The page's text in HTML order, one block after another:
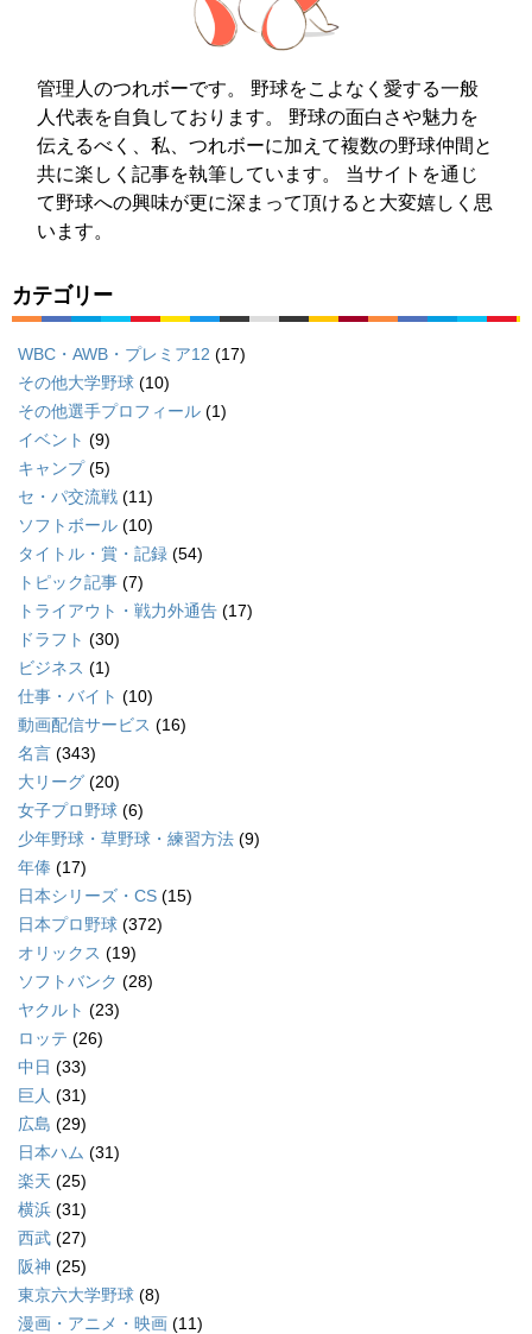
管理人のつれボーです。 野球をこよなく愛する一般
人代表を自負しております。 野球の面白さや魅力を
伝えるべく、私、つれボーに加えて複数の野球仲間と
共に楽しく記事を執筆しています。 当サイトを通じ
て野球への興味が更に深まって頂けると大変嬉しく思
います。
カテゴリー
WBC・AWB・プレミア12 (17)
その他大学野球 (10)
その他選手プロフィール (1)
イベント (9)
キャンプ(5)
セ・パ交流戦 (11)
ソフトボール (10)
タイトル・賞・記録 (54)
トピック記事 (7)
トライアウト・戦力外通告 (17)
ドラフト (30)
ビジネス (1)
仕事・バイト (10)
動画配信サービス (16)
名言 (343)
大リーグ (20)
女子プロ野球 (6)
少年野球・草野球・練習方法 (9)
年俸 (17)
日本シリーズ・CS (15)
日本プロ野球 (372)
オリックス (19)
ソフトバンク (28)
ヤクルト (23)
ロッテ (26)
中日 (33)
巨人 (31)
広島 (29)
日本ハム (31)
楽天 (25)
横浜 (31)
西武 (27)
阪神 (25)
東京六大学野球 (8)
漫画・アニメ・映画 (11)